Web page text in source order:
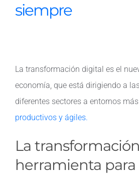
siempre
La transformación digital es el
economía, que está dirigiendo a
diferentes sectores a entornos más
productivos y ágiles.
La
herramienta